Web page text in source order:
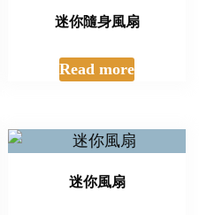
迷你隨身風扇
Read more
迷你風扇